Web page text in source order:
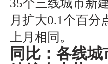
35个三线城市新
月扩大0.1个百分
上月相同。
同比：各线